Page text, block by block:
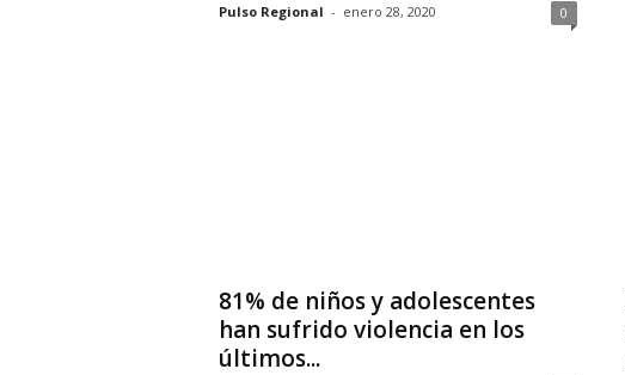
Pulso Regional - enero 28, 2020 0
81% de niños y adolescentes
han sufrido violencia en los
últimos...